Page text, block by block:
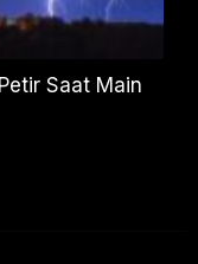
Saat Main